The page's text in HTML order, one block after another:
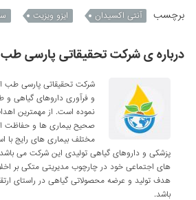
برچسب آنتی اکسیدان ایزو ویزیت
درباره ی شرکت تحقیقاتی پارسی طب
و فرآوری داروهای گیاهی و
نموده است. از مهمترین
صحیح بیماری ها و حفاظت از
مختلف بیماری های رایج با
پزشکی و داروهای گیاهی تولیدی این شرکت می
های اجتماعی خود در چارچوب مدیریتی متکی بر
هدف تولید و عرضه محصولاتی گیاهی در راستای
باشد.